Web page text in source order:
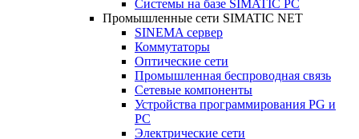
Системы на базе SIMATIC PC
Промышленные сети SIMATIC NET
SINEMA сервер
Коммутаторы
Оптические сети
Промышленная беспроводная связь
Сетевые компоненты
Устройства программирования PG и
PC
Электрические сети